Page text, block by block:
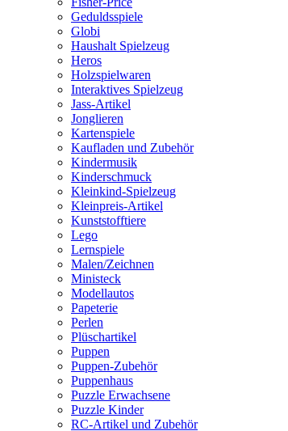
Geduldsspiele
Globi
Haushalt Spielzeug
Heros
Holzspielwaren
Interaktives Spielzeug
Jass-Artikel
Jonglieren
Kartenspiele
Kaufladen und Zubehör
Kindermusik
Kinderschmuck
Kleinkind-Spielzeug
Kleinpreis-Artikel
Kunststofftiere
Lego
Lernspiele
Malen/Zeichnen
Ministeck
Modellautos
Papeterie
Perlen
Plüschartikel
Puppen
Puppen-Zubehör
Puppenhaus
Puzzle Erwachsene
Puzzle Kinder
RC-Artikel und Zubehör